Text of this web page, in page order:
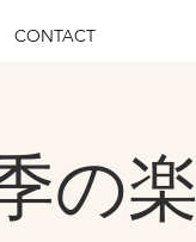
CONTACT
の楽